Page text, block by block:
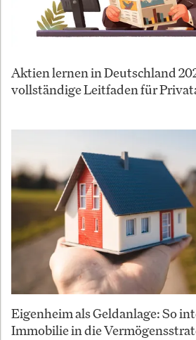
Aktien lernen in Deutschland
vollständige Leitfaden für
Eigenheim als Geldanlage: So
Immobilie in die